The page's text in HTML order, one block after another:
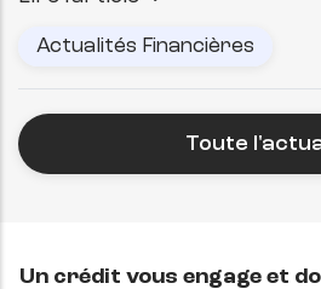
Actualités Financières
Toute
Un crédit vous engage et